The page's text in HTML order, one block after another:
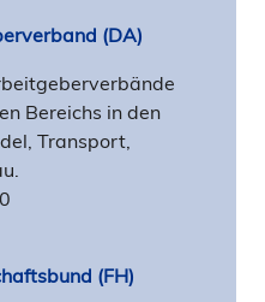
(DA)
Bereichs in den
Transport,
(FH)